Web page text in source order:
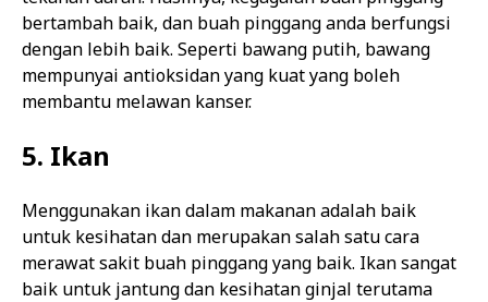
bertambah baik, dan buah pinggang anda berfungsi
dengan lebih baik. Seperti bawang putih, bawang
mempunyai antioksidan yang kuat yang boleh
membantu melawan kanser.
5. Ikan
Menggunakan ikan dalam makanan adalah baik
untuk kesihatan dan merupakan salah satu cara
merawat sakit buah pinggang yang baik. Ikan sangat
baik untuk jantung dan kesihatan ginjal terutama